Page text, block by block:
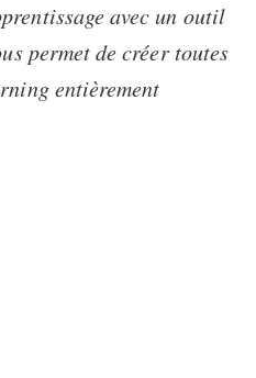
avec un outil
permet de créer toutes
entièrement